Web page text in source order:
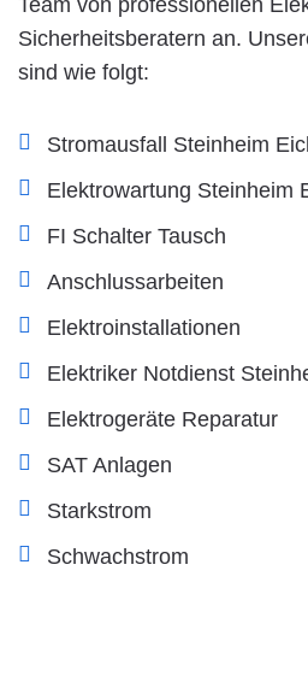
Sicherheitsberatern an.
sind wie folgt:
Stromausfall Steinheim
Elektrowartung Steinheim
FI Schalter Tausch
Anschlussarbeiten
Elektroinstallationen
Elektriker Notdienst
Elektrogeräte Reparatur
SAT Anlagen
Starkstrom
Schwachstrom